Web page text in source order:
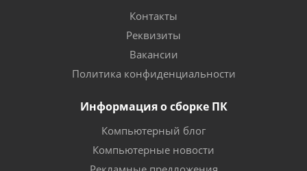
Контакты
Реквизиты
Вакансии
Политика конфиденциальности
Информация о сборке ПК
Компьютерный блог
Компьютерные новости